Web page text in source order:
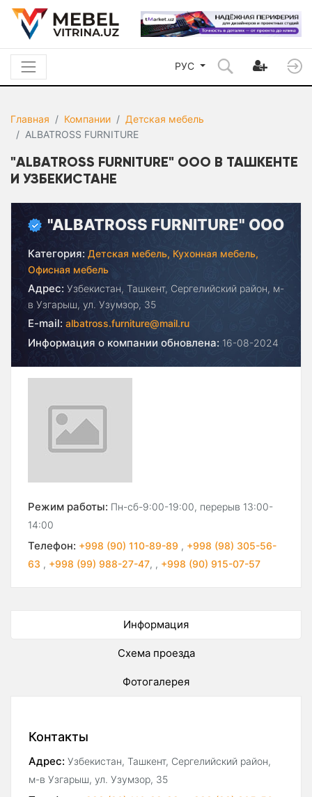
РУС
Главная Компании
Детская мебель
ALBATROSS FURNITURE
"ALBATROSS FURNITURE" ООО В ТАШКЕНТЕ
И УЗБЕКИСТАНЕ
"ALBATROSS FURNITURE" ООО
Категория: Детская мебель, Кухонная мебель,
Офисная мебель
Адрес: Узбекистан, Ташкент, Сергелийский район, м-
в Узгарыш, ул. Узумзор, 35
E-mail: albatross.furniture@mail.ru
Информация о компании обновлена: 16-08-2024
Режим работы: Пн-сб-9:00-19:00, перерыв 13:00-
14:00
Телефон: +998 (90) 110-89-89 , +998 (98) 305-56-
63 , +998 (99) 988-27-47, , +998 (90) 915-07-57
Информация
Схема проезда
Фотогалерея
Контакты
Адрес: Узбекистан, Ташкент, Сергелийский район,
м-в Узгарыш, ул. Узумзор, 35